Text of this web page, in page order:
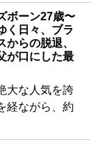
ボーン27歳〜
く日々、ブラ
からの脱退、
が口にした最
大な人気を誇
経ながら、約